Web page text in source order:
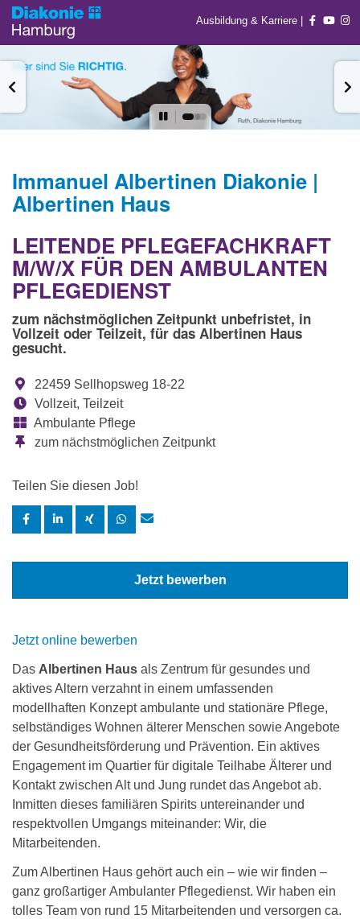
Ausbildung & Karriere |
Immanuel Albertinen Diakonie |
Albertinen Haus
LEITENDE PFLEGEFACHKRAFT
M/W/X FÜR DEN AMBULANTEN
PFLEGEDIENST
zum nächstmöglichen Zeitpunkt unbefristet, in
Vollzeit oder Teilzeit, für das Albertinen Haus
gesucht.
22459 Sellhopsweg 18-22
Vollzeit, Teilzeit
Ambulante Pflege
zum nächstmöglichen Zeitpunkt
Teilen Sie diesen Job!
Jetzt bewerben
Jetzt online bewerben
Das Albertinen Haus als Zentrum für gesundes und
aktives Altern verzahnt in einem umfassenden
modellhaften Konzept ambulante und stationäre Pflege,
selbständiges Wohnen älterer Menschen sowie Angebote
der Gesundheitsförderung und Prävention. Ein aktives
Engagement im Quartier für digitale Teilhabe Älterer und
Kontakt zwischen Alt und Jung rundet das Angebot ab.
Inmitten dieses familiären Spirits untereinander und
respektvollen Umgangs miteinander: Wir, die
Mitarbeitenden.
Zum Albertinen Haus gehört auch ein – wie wir finden –
ganz großartiger Ambulanter Pflegedienst. Wir haben ein
tolles Team von rund 15 Mitarbeitenden und versorgen ca.